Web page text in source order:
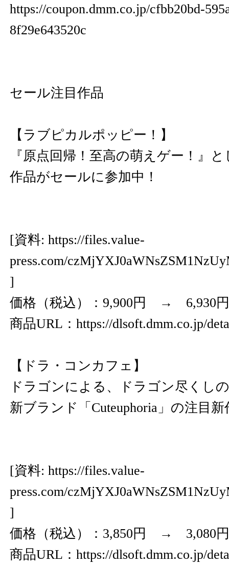
https://coupon.dmm.co.jp/cfbb20bd-
8f29e643520c
セール注目作品
【ラブピカルポッピー！】
『原点回帰！至高の萌えゲー！』
作品がセールに参加中！
[資料: https://files.value-
press.com/
]
価格（税込）：9,900円 → 6,930円
商品URL： https://dlsoft.dmm.co.jp/
【ドラ・コンカフェ】
ドラゴンによる、ドラゴン尽くし
新ブランド「Cuteuphoria」の注目
[資料: https://files.value-
press.com/
]
価格（税込）：3,850円 → 3,080円
商品URL： https://dlsoft.dmm.co.jp/